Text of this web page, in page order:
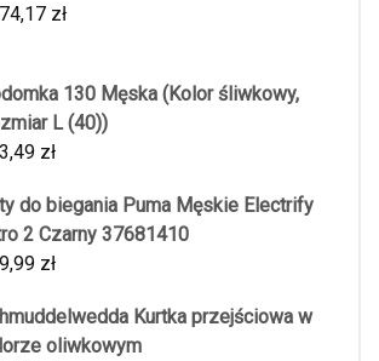
zł
130 Męska (Kolor śliwkowy,
L (40))
zł
do biegania Puma Męskie Electrify
2 Czarny 37681410
zł
Kurtka przejściowa w
oliwkowym